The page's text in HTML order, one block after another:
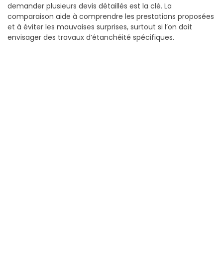
demander plusieurs devis détaillés est la clé. La
comparaison aide à comprendre les prestations proposées
et à éviter les mauvaises surprises, surtout si l’on doit
envisager des travaux d’étanchéité spécifiques.